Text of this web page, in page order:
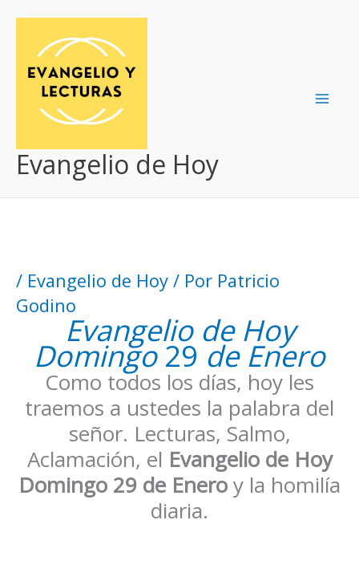
contenido
Evangelio de Hoy
/ Evangelio de Hoy / Por Patricio
Godino
Evangelio de Hoy
Domingo29 de Enero
Como todos los días, hoy les
traemos a ustedes la palabra del
señor. Lecturas, Salmo,
Aclamación, el Evangelio de Hoy
Domingo 29 de Eneroy la homilía
diaria.